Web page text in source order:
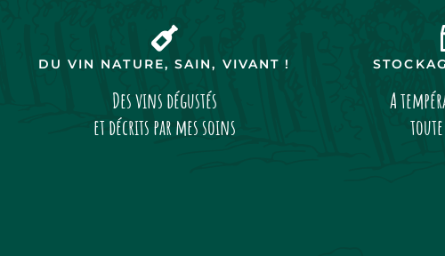
DU VIN NATURE, SAIN, VIVANT !
Des vins dégustés
et décrits par mes soins
A